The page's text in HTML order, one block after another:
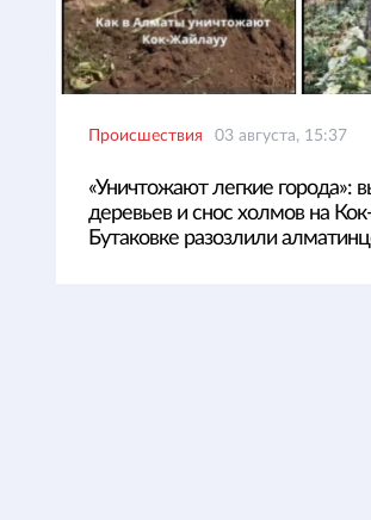
Происшествия 03 августа, 15:37
«Уничтожают легкие города»:
деревьев и снос холмов на
Бутаковке разозлили